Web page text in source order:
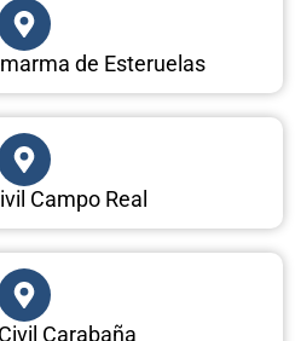
de Esteruelas
Campo Real
Carabaña